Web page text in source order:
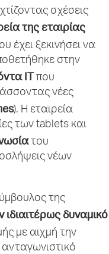
σχέσεις
της εταιρίας
έχει ξεκινήσει να
στην
IT που
νέες
). H εταιρεία
των tablets και
του
νέων
της
δυναμικό
με αιχμή την